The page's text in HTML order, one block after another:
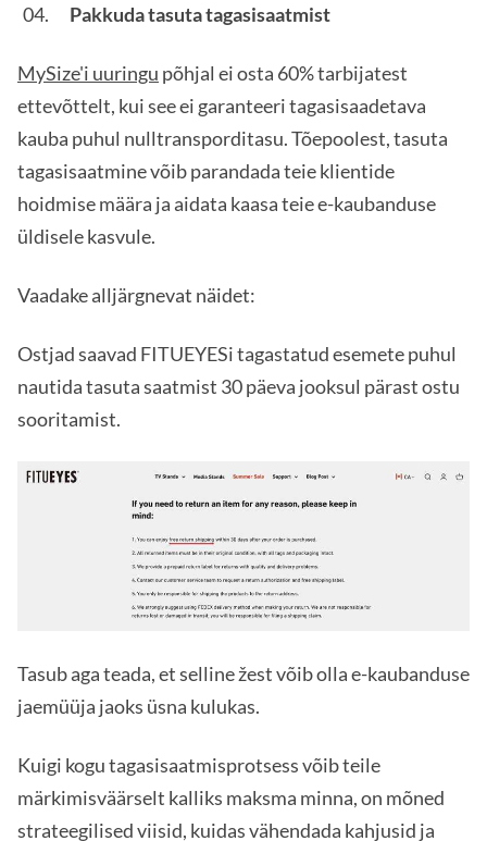
Pakkuda tasuta tagasisaatmist
MySize'i uuringu põhjal ei osta 60% tarbijatest
ettevõttelt, kui see ei garanteeri tagasisaadetava
kauba puhul nulltransporditasu. Tõepoolest, tasuta
tagasisaatmine võib parandada teie klientide
hoidmise määra ja aidata kaasa teie e-kaubanduse
üldisele kasvule.
Vaadake alljärgnevat näidet:
Ostjad saavad FITUEYESi tagastatud esemete puhul
nautida tasuta saatmist 30 päeva jooksul pärast ostu
sooritamist.
Tasub aga teada, et selline žest võib olla e-kaubanduse
jaemüüja jaoks üsna kulukas.
Kuigi kogu tagasisaatmisprotsess võib teile
märkimisväärselt kalliks maksma minna, on mõned
strateegilised viisid, kuidas vähendada kahjusid ja